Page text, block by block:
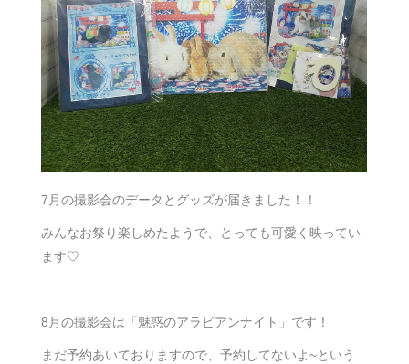
7月の撮影会のデータとグッズが届きました！！
みんなお祭り楽しめたようで、とっても可愛く映ってい
ます♡
8月の撮影会は「魅惑のアラビアンナイト」です！
まだ予約あいておりますので、予約してないよ~という